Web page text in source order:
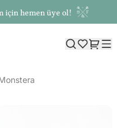
için hemen üye ol!